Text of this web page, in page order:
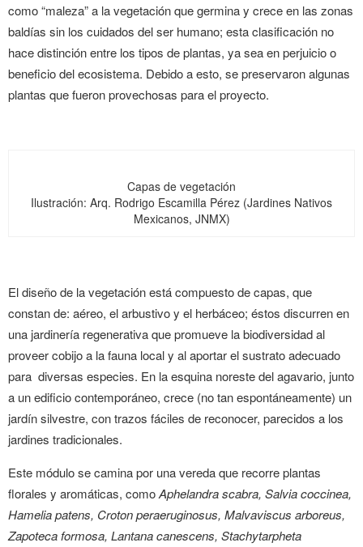
como “maleza” a la vegetación que germina y crece en las zonas
baldías sin los cuidados del ser humano; esta clasificación no
hace distinción entre los tipos de plantas, ya sea en perjuicio o
beneficio del ecosistema. Debido a esto, se preservaron algunas
plantas que fueron provechosas para el proyecto.
Capas de vegetación
Ilustración: Arq. Rodrigo Escamilla Pérez (Jardines Nativos
Mexicanos, JNMX)
El diseño de la vegetación está compuesto de capas, que
constan de: aéreo, el arbustivo y el herbáceo; éstos discurren en
una jardinería regenerativa que promueve la biodiversidad al
proveer cobijo a la fauna local y al aportar el sustrato adecuado
para diversas especies. En la esquina noreste del agavario, junto
a un edificio contemporáneo, crece (no tan espontáneamente) un
jardín silvestre, con trazos fáciles de reconocer, parecidos a los
jardines tradicionales.
Este módulo se camina por una vereda que recorre plantas
florales y aromáticas, comoAphelandra scabra, Salvia coccinea,
Hamelia patens, Croton peraeruginosus, Malvaviscus arboreus,
Zapotecaformosa, Lantana canescens, Stachytarpheta